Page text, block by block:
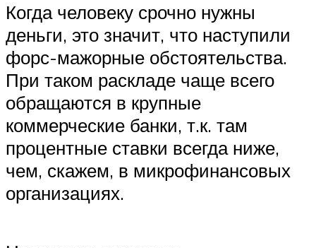
Когда человеку срочно нужны
деньги, это значит, что наступили
форс-мажорные обстоятельства.
При таком раскладе чаще всего
обращаются в крупные
коммерческие банки, т.к. там
процентные ставки всегда ниже,
чем, скажем, в микрофинансовых
организациях.